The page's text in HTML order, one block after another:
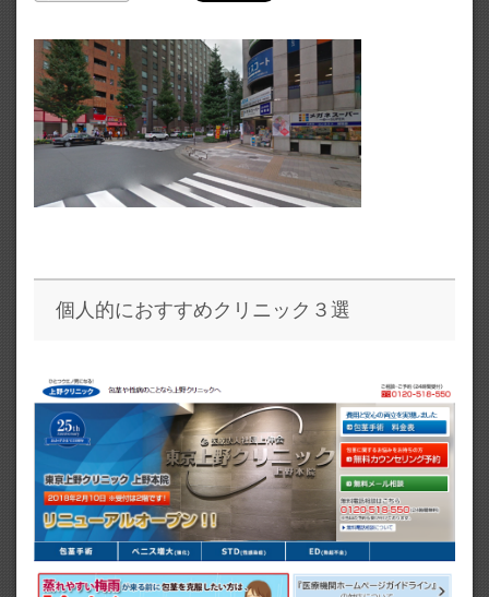
個人的におすすめクリニック３選